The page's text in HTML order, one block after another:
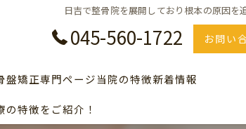
日吉で整骨院を展開しており根本の原因を
045-560-1722 お問い
盤矯正専門ページ
の骨盤矯正のＱ＆Ａ、よくある質問の一覧
当院の特徴
美容
新着情報
特徴をご紹介！